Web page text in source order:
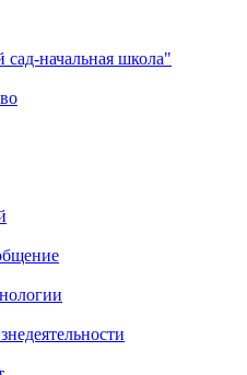
начальная школа"